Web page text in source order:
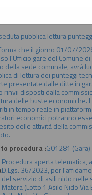
:29/06/2026
seduta pubblica lettura
che il giorno 01/07/
l'Ufficio gare del Comune
della sede comunale, avrà
di lettura dei punteggi
presentate dalle ditte in
rinvii disposti dalla
delle buste economiche.
in tempo reale in
economici potranno
delle attività della
procedura :G01281 (Gara)
Procedura aperta telematica,
D.Lgs. 36/2023, per
del servizio di asili nido nelle
Matera (Lotto 1 Asilo Nido